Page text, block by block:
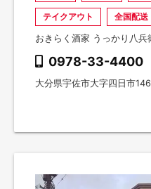
テイクアウト 全国配送
おきらく酒家 うっかり八兵
0978-33-4400
大分県宇佐市大字四日市